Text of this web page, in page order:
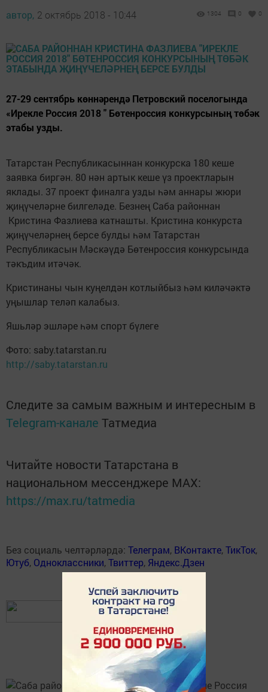
автор, 2 октябрь 2018 - 10:44 1304 0 0
27-29 сентябрь көннәрендә Петровский поселогында
«Ирекле Россия 2018 " Бөтенроссия конкурсының төбәк
этабы узды.
Татарстан Республикасыннан конкурска 180 кеше
заявка биргән. 80 нән артык кеше үз проектларын
яклады. 37 проект финалга узды һәм аннары жюри
җиңүчеләрне билгеләде. Безнең Саба районнан
Кристина Фазлиева катнашты. Кристина конкурста
җиңүчеләрнең берсе булды һәм Татарстан
Республикасын Мәскәүдә Бөтенроссия конкурсында
тәкъдим итәчәк.
Кристинаны чын куңелдән котлыйбыз һәм киләчәктә
уңышлар теләп калабыз.
Яшьләр эшләре һәм спорт бүлеге
Фото: saby.tatarstan.ru
http://saby.tatarstan.ru
Следите за самым важным и интересным в
Telegram-канале Татмедиа
Читайте новости Татарстана в
национальном мессенджере MАХ:
https://max.ru/tatmedia
Без социаль челтәрләрдә: Телеграм, ВКонтакте,ТикТок,
Ютуб, Одноклассники,Твиттер, Яндекс.Дзен